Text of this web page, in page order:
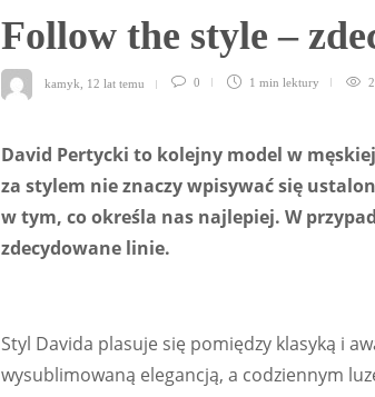
Follow the style –
kamyk 12 lat temu 0 1 min lektury
David Pertycki to kolejny model w
za stylem nie znaczy wpisywać się
w tym, co określa nas najlepiej. W
zdecydowane linie.
Styl Davida plasuje się pomiędzy klasyką i
wysublimowaną elegancją, a codziennym